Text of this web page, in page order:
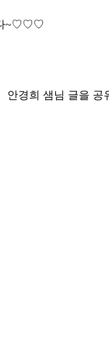
다~♡♡♡
안경희 샘님 글을 공